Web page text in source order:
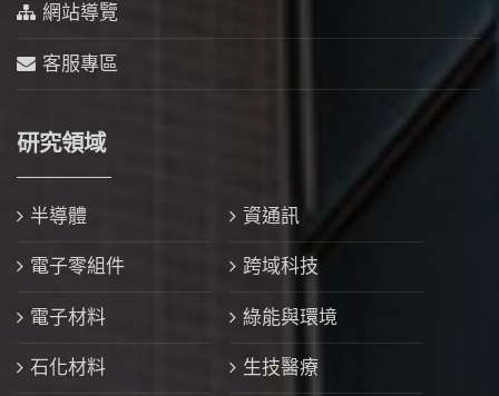
網站導覽
客服專區
研究領域
半導體 資通訊
電子零組件 跨域科技
電子材料 綠能與環境
石化材料 生技醫療